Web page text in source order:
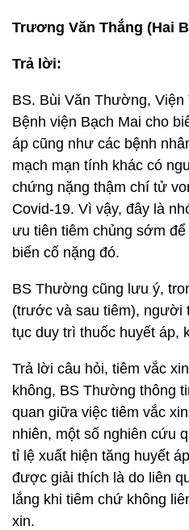
Trương Văn Thắng (Hai
Trả lời:
BS. Bùi Văn Thường, Viện
Bệnh viện Bạch Mai cho
áp cũng như các bệnh
mạch mạn tính khác có
chứng nặng thậm chí tử
Covid-19. Vì vậy, đây là
ưu tiên tiêm chủng sớm
biến cố nặng đó.
BS Thường cũng lưu ý,
(trước và sau tiêm), người
tục duy trì thuốc huyết áp,
Trả lời câu hỏi, tiêm vắc
không, BS Thường thông
quan giữa việc tiêm vắc
nhiên, một số nghiên cứu
tỉ lệ xuất hiện tăng huyết
được giải thích là do liên
lắng khi tiêm chứ không
xin.